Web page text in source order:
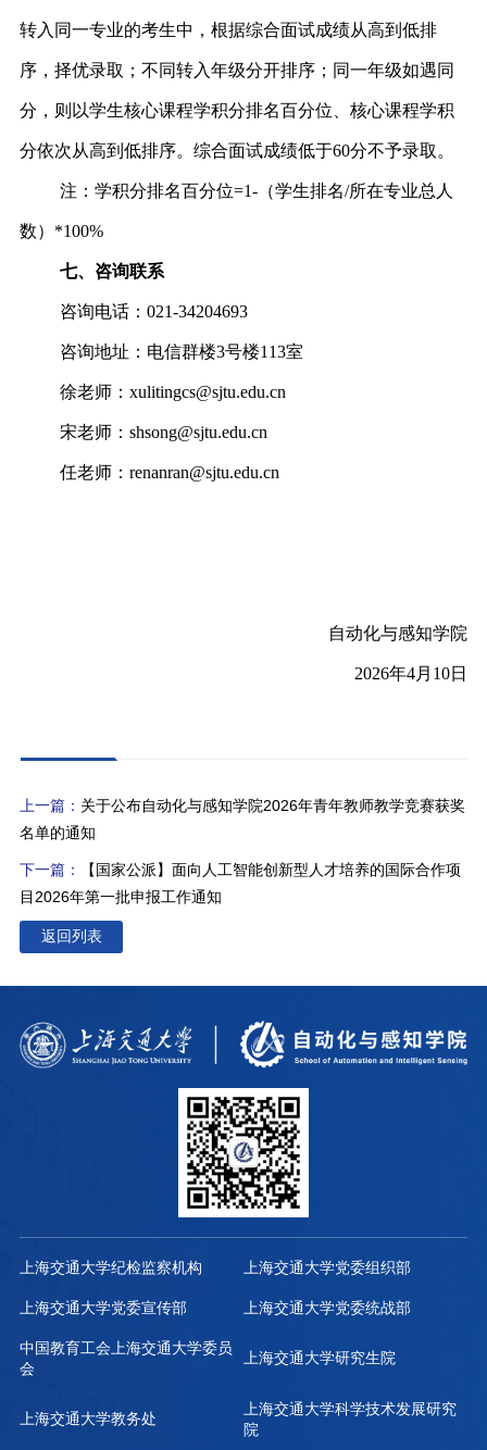
转入同一专业的考生中，根据综合面试成绩从高到低排
序，择优录取；不同转入年级分开排序；同一年级如遇同
分，则以学生核心课程学积分排名百分位、核心课程学积
分依次从高到低排序。综合面试成绩低于60分不予录取。
注：学积分排名百分位=1-（学生排名/所在专业总人
数）*100%
七、咨询联系
咨询电话：021-34204693
咨询地址：电信群楼3号楼113室
徐老师： xulitingcs@sjtu.edu.cn
宋老师： shsong@sjtu.edu.cn
任老师：renanran@sjtu.edu.cn
自动化与感知学院
2026年4月10日
上一篇： 关于公布自动化与感知学院2026年青年教师教学竞赛获奖
名单的通知
下一篇：
【国家公派】面向人工智能创新型人才培养的国际合作项
目2026年第一批申报工作通知
返回列表
上海交通大学纪检监察机构 上海交通大学党委组织部
上海交通大学党委宣传部 上海交通大学党委统战部
中国教育工会上海交通大学委员
会
上海交通大学研究生院
上海交通大学教务处
上海交通大学科学技术发展研究
院